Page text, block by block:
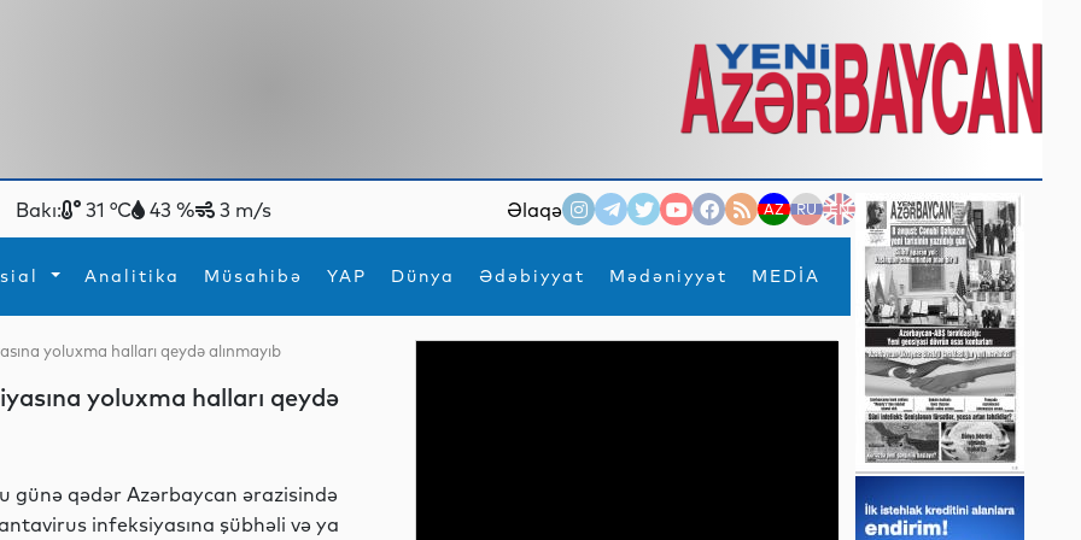
Bakı: 31 °C 43 % 3 m/s Əlaqə AZ RU EN
Analitika Müsahibə YAP Dünya Ədəbiyyat Mədəniyyət MEDİA
×
İdmanYeni texnologiyalar
yoluxma halları qeydə alınmayıb
yoluxma halları qeydə
günə qədər Azərbaycan ərazisində
infeksiyasına şübhəli və ya